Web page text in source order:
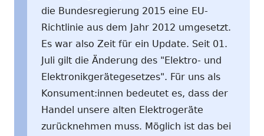
die Bundesregierung 2015 eine EU-
Richtlinie aus dem Jahr 2012 umgesetzt.
Es war also Zeit für ein Update. Seit 01.
Juli gilt die Änderung des "Elektro- und
Elektronikgerätegesetzes". Für uns als
Konsument:innen bedeutet es, dass der
Handel unsere alten Elektrogeräte
zurücknehmen muss. Möglich ist das bei